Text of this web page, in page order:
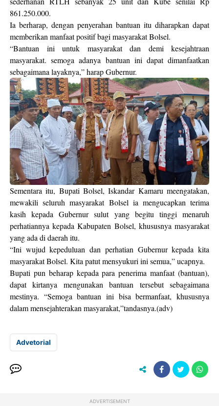
861.250.000.
Ia berharap, dengan penyerahan bantuan itu diharapkan dapat
memberikan manfaat positif bagi masyarakat Bolsel.
“Bantuan ini untuk masyarakat dan demi kesejahtraan
masyarakat. semoga adanya bantuan ini dapat dimanfaatkan
sebagaimana layaknya,” harap Gubernur.
Sementara itu, Bupati Bolsel, Iskandar Kamaru meengatakan,
mewakili seluruh masyarakat Bolsel ia mengucapkan terima
kasih kepada Gubernur sulut yang begitu tinggi menaruh
perhatiannya kepada Kabupaten Bolsel, khususnya masyarakat
yang ada di daerah itu.
“Ini wujud kepeduluan dan perhatian Gubernur kepada kita
masyarakat Bolsel. Kita patut mensyukuri ini semua,” ucapnya.
Bupati pun beharap kepada para penerima manfaat (bantuan),
dapat kirtanya mengunakan bantuan tersebut sebagaimana
mestinya. “Semoga bantuan ini bisa bermanfaat, khususnya
dalam mensejahterakan masyarakat,”tandasnya.(adv)
Advetorial
ADVERTISEMENT